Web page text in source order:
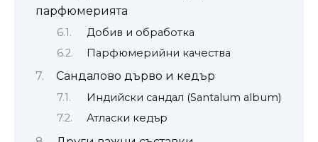
парфюмерията
Добив и обработка
Парфюмерийни качества
Сандалово дърво и кедър
Индийски сандал (Santalum album)
Атласки кедър